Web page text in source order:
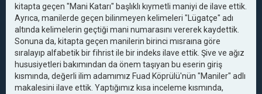
kitapta geçen "Mani Katarı" başlıklı kıymetli maniyi de ilave ettik.
Ayrıca, manilerde geçen bilinmeyen kelimeleri "Lügatçe" adı
altında kelimelerin geçtiği mani numarasını vererek kaydettik.
Sonuna da, kitapta geçen manilerin birinci mısraına göre
sıralayıp alfabetik bir fihrist ile bir indeks ilave ettik. Şive ve ağız
hususiyetleri bakımından da önem taşıyan bu eserin giriş
kısmında, değerli ilim adamımız Fuad Köprülü'nün "Maniler" adlı
makalesini ilave ettik. Yaptığımız kısa inceleme kısmında,